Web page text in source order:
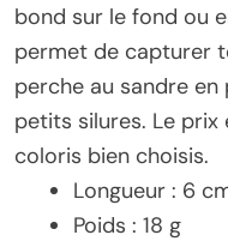
bond sur le fond ou
permet de capturer
perche au sandre
petits silures. Le
coloris bien choisis.
Longueur : 6
Poids : 18 g